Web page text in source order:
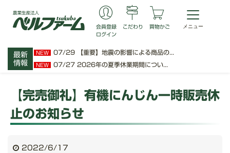
最新
情報
NEW 07/29 【重要】地震の影響による商品の...
NEW 07/27 2026年の夏季休業期間につい...
会員登録
ログイン
こだわり 買物かご
【完売御礼】有機にんじん一時販売休
止のお知らせ
2022/6/17